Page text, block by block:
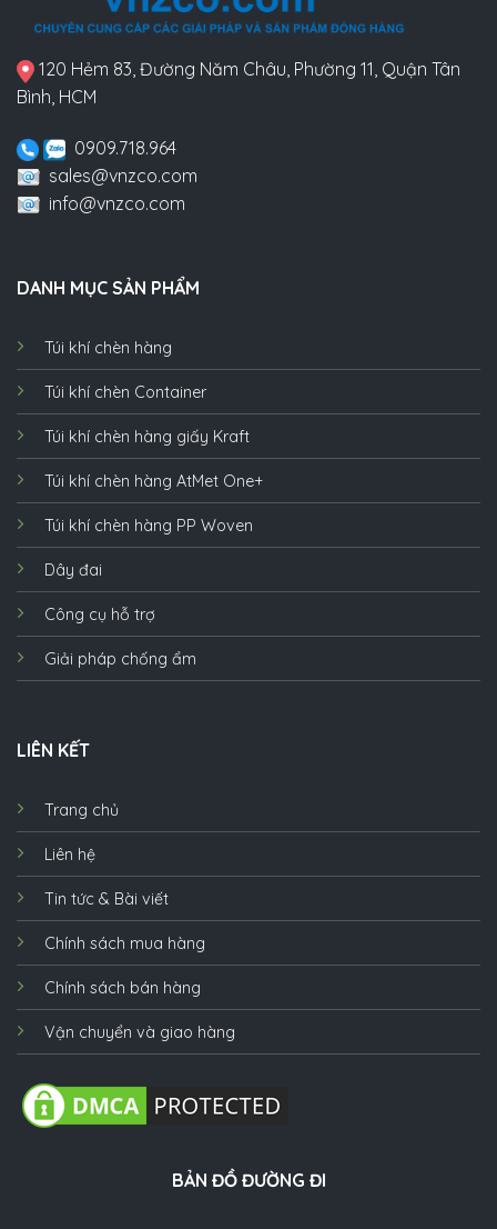
120 Hẻm 83, Đường Năm Châu, Phường 11, Quận Tân
Bình, HCM
0909.718.964
sales@vnzco.com
info@vnzco.com
DANH MỤC SẢN PHẨM
Túi khí chèn hàng
Túi khí chèn Container
Túi khí chèn hàng giấy Kraft
Túi khí chèn hàng AtMet One+
Túi khí chèn hàng PP Woven
Dây đai
Công cụ hỗ trợ
Giải pháp chống ẩm
LIÊN KẾT
Trang chủ
Liên hệ
Tin tức & Bài viết
Chính sách mua hàng
Chính sách bán hàng
Vận chuyển và giao hàng
BẢN ĐỒ ĐƯỜNG ĐI